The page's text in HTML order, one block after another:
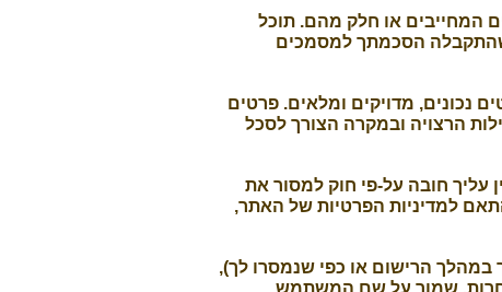
המחייבים או חלק מהם. תוכל
הסכמתך למסמכים
נכונים, מדויקים ומלאים. פרטים
הרצויה ובמקרה הצורך לסכל
עליך חובה על-פי חוק למסור את
למדיניות הפרטיות של האתר,
הרישום או כפי שנמסרו לך),
אחרות. שמור על שם המשתמש